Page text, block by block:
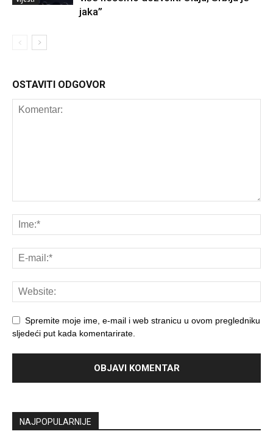
jaka”
OSTAVITI ODGOVOR
Spremite moje ime, e-mail i web stranicu u ovom pregledniku
sljedeći put kada komentarirate.
NAJPOPULARNIJE